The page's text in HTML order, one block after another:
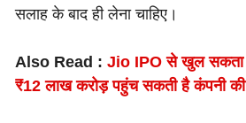
सलाह के बाद ही लेना चाहिए।
Also Read : Jio IPO से खुल सकता
₹12 लाख करोड़ पहुंच सकती है कंपनी